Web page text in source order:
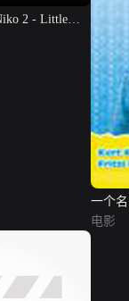
2 - Little
）（英语
一个
电影